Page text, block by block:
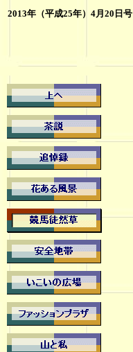
2013年（平成25年）4月20日号